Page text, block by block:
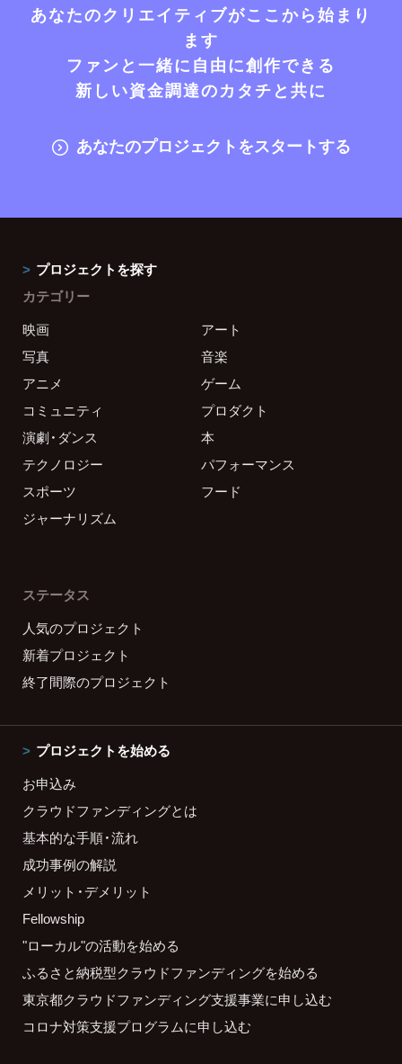
あなたのクリエイティブがここから始まり
ます
ファンと一緒に自由に創作できる
新しい資金調達のカタチと共に
あなたのプロジェクトをスタートする
プロジェクトを探す
カテゴリー
映画
アート
写真
音楽
アニメ
ゲーム
コミュニティ
プロダクト
演劇・ダンス
本
テクノロジー
パフォーマンス
スポーツ
フード
ジャーナリズム
ステータス
人気のプロジェクト
新着プロジェクト
終了間際のプロジェクト
プロジェクトを始める
お申込み
クラウドファンディングとは
基本的な手順・流れ
成功事例の解説
メリット・デメリット
Fellowship
"ローカル"の活動を始める
ふるさと納税型クラウドファンディングを始める
東京都クラウドファンディング支援事業に申し込む
コロナ対策支援プログラムに申し込む